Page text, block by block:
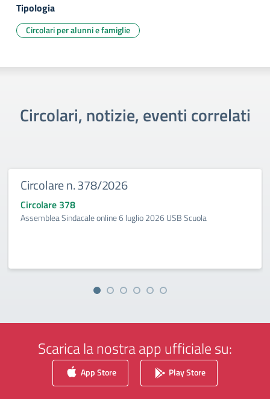
Tipologia
Circolari per alunni e famiglie
Circolari, notizie, eventi correlati
Circolare n. 378/2026
Circolare 378
Assemblea Sindacale online 6 luglio 2026 USB Scuola
Scarica la nostra app ufficiale su:
App Store Play Store